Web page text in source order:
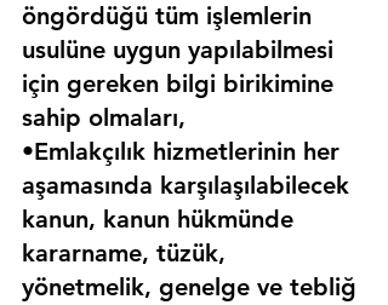
öngördüğü tüm işlemlerin
usulüne uygun yapılabilmesi
için gereken bilgi birikimine
sahip olmaları,
•Emlakçılık hizmetlerinin her
aşamasında karşılaşılabilecek
kanun, kanun hükmünde
kararname, tüzük,
yönetmelik, genelge ve tebliğ